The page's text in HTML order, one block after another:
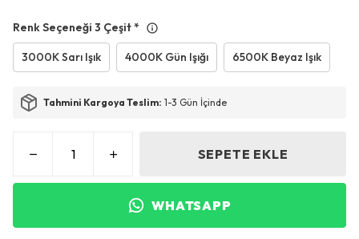
Renk Seçeneği 3 Çeşit*
3000K Sarı Işık 4000K Gün Işığı 6500K Beyaz Işık
Tahmini Kargoya Teslim: 1-3 Gün İçinde
SEPETE EKLE
WHATSAPP